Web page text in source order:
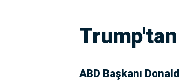
ABD Başkanı